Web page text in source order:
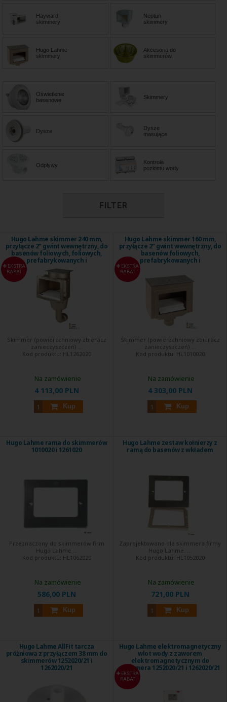
Hayward
skimmery
Neptun
skimmery
Hugo Lahme
skimmery
Akcesoria do
skimmerów
Oświetlenie
basenowe
Skimmery
Dysze
Dysze
masujące
Odpływy
Kontrola
poziomu wody
FILTER
Hugo Lahme skimmer 240 mm,
przyłącze 2" gwint wewnętrzny, do
basenów foliowych, foliowych,
prefabrykowanych i
ceramicznych
EKSTRA
RABAT
Skimmer (powierzchniowy zbieracz
zanieczyszczeń) ...
Kod produktu: HL1262020
4 113,00 PLN
Kup
Na zamówienie
Hugo Lahme skimmer 160 mm,
przyłącze 2" gwint wewnętrzny, do
basenów foliowych,
prefabrykowanych i
EKSTRA
RABAT
Skimmer (powierzchniowy zbieracz
zanieczyszczeń) ...
Kod produktu: HL1010020
4 303,00 PLN
Kup
Na zamówienie
Hugo Lahme rama do skimmerów
1010020 i 1261020
Przeznaczony do skimmerów firm
Hugo Lahme ...
Kod produktu: HL1062020
586,00 PLN
Kup
Na zamówienie
Hugo Lahme zestaw kołnierzy z
ramą do basenów z wkładem
Zaprojektowano dla skimmera firmy
Hugo Lahme. ...
Kod produktu: HL1052020
721,00 PLN
Kup
Na zamówienie
Hugo Lahme AllFit tarcza
próżniowa z przyłączem 38 mm do
skimmerów 1252020/21 i
1262020/21
Hugo Lahme elektromagnetyczny
wlot wody z zaworem
elektromagnetycznym do
skimmera 1252020/21 i 1262020/21
EKSTRA
RABAT